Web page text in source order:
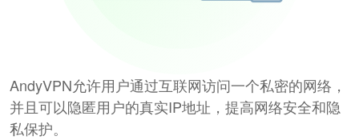
AndyVPN允许用户通过互联网访问一个私密的网络，
并且可以隐匿用户的真实IP地址，提高网络安全和隐
私保护。